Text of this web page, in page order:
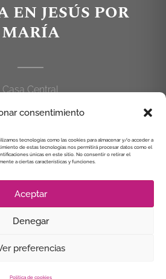
consentimiento
tecnologías como las cookies para almacenar y/o acceder a
de estas tecnologías nos permitirá procesar datos como el
únicas en este sitio. No consentir o retirar el
a ciertas características y funciones.
Aceptar
Denegar
preferencias
Política de cookies
EN JESÚS POR
MARÍA
Casa Central
Cisneros, 55
914 462 114